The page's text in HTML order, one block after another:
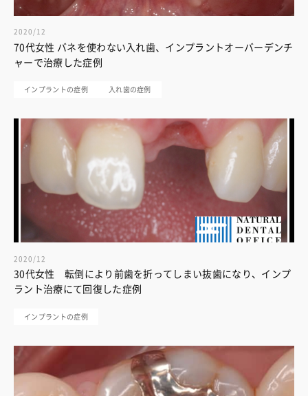
2020/12
70代女性 バネを使わない入れ歯、インプラントオーバーデンチ
ャーで治療した症例
インプラントの症例 入れ歯の症例
2020/12
30代女性 転倒により前歯を折ってしまい抜歯になり、インプ
ラント治療にて回復した症例
インプラントの症例